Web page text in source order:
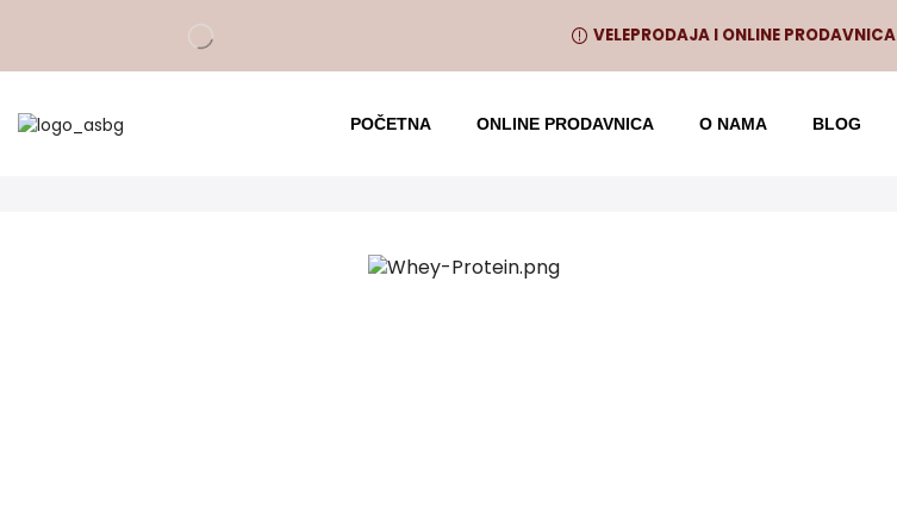
VELEPRODAJA I ONLINE PRODAVNICA
POČETNA ONLINE PRODAVNICA O NAMA BLOG